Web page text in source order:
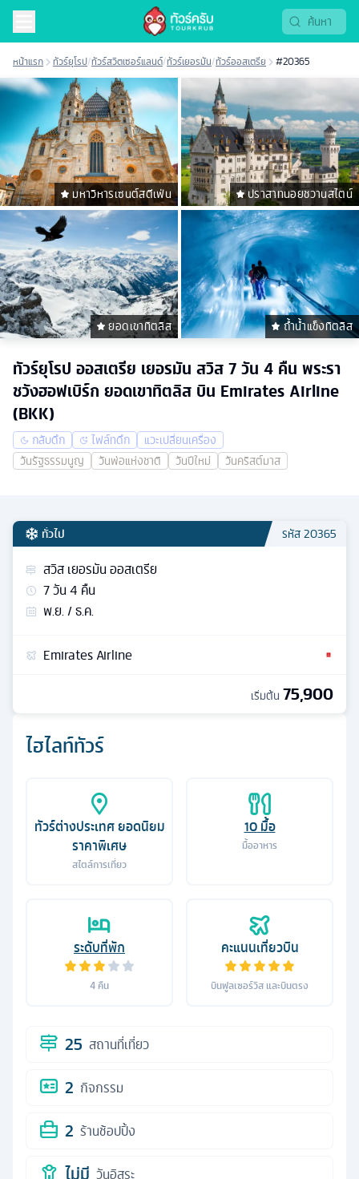
หน้าแรก ทัวร์ยุโรป/ทัวร์สวิตเซอร์แลนด์/ทัวร์เยอรมัน/ทัวร์ออสเตรีย #20365
มหาวิหารเซนต์สตีเฟ่น ปราสาทนอยชวานสไตน์
ยอดเขาทิตลิส ถ้ำน้ำแข็งทิตลิส
ทัวร์ยุโรป ออสเตรีย เยอรมัน สวิส 7 วัน 4 คืน พระรา
ชวังฮอฟเบิร์ก ยอดเขาทิตลิส บิน Emirates Airline
(BKK)
กลับดึก ไฟล์ทดึก
แวะเปลี่ยนเครื่อง
วันรัฐธรรมนูญ
วันพ่อแห่งชาติ วันปีใหม่ วันคริสต์มาส
ไฮไลท์ทัวร์
ทัวร์ต่างประเทศ ยอดนิยม
ราคาพิเศษ
สไตล์การเที่ยว
10มื้อ
มื้ออาหาร
ระดับที่พัก
4 คืน
คะแนนเที่ยวบิน
บินฟูลเซอร์วิส และบินตรง
25 สถานที่เที่ยว
2 กิจกรรม
2 ร้านช้อปปิ้ง
วันอิสระ
ทั่วไป รหัส20365
สวิส เยอรมัน ออสเตรีย
7วัน4 คืน
พ.ย. / ธ.ค.
Emirates Airline
เริ่มต้น 75,900